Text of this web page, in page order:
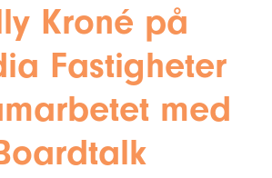
Kroné på
Fastigheter
med